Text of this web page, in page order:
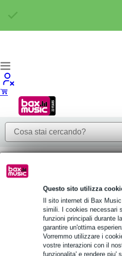
Questo sito utilizza
Il sito internet di Bax
simili. I cookies necessari
funzioni principali durante
garantire un'ottima
Vorremmo utilizzare i
vostre interazioni con il
funzionalita' e rendere piu'
Home
Non sono stati trovati articoli.
Non sono stati trovati articoli.